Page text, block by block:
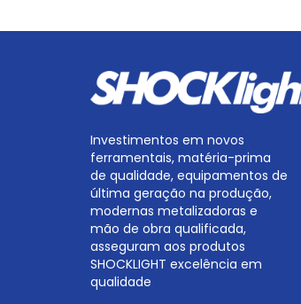
Investimentos em novos
ferramentais, matéria-prima
de qualidade, equipamentos de
última geração na produção,
modernas metalizadoras e
mão de obra qualificada,
asseguram aos produtos
SHOCKLIGHT excelência em
qualidade